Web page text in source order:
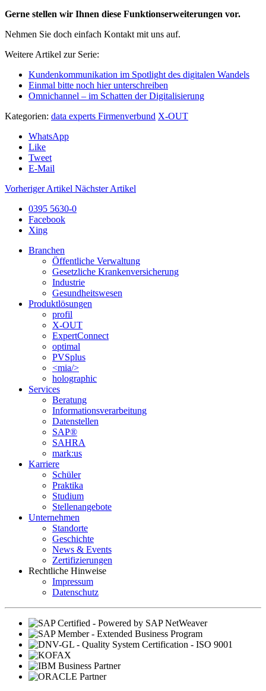
Gerne stellen wir Ihnen diese Funktionserweiterungen vor.
Nehmen Sie doch einfach Kontakt mit uns auf.
Weitere Artikel zur Serie:
Kundenkommunikation im Spotlight des digitalen Wandels
Einmal bitte noch hier unterschreiben
Omnichannel – im Schatten der Digitalisierung
Kategorien: data experts Firmenverbund X-OUT
WhatsApp
Like
Tweet
E-Mail
Vorheriger Artikel Nächster Artikel
0395 5630-0
Facebook
Xing
Branchen
Öffentliche Verwaltung
Gesetzliche Krankenversicherung
Industrie
Gesundheitswesen
Produktlösungen
profil
X-OUT
ExpertConnect
optimal
PVSplus
<mia/>
holographic
Services
Beratung
Informations­verarbeitung
Datenstellen
SAP®
SAHRA
mark:us
Karriere
Schüler
Praktika
Studium
Stellenangebote
Unternehmen
Standorte
Geschichte
News & Events
Zertifizierungen
Rechtliche Hinweise
Impressum
Datenschutz